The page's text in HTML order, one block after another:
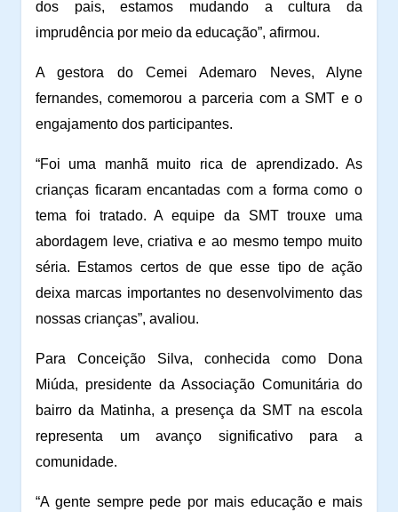
dos pais, estamos mudando a cultura da
imprudência por meio da educação”, afirmou.
A gestora do Cemei Ademaro Neves, Alyne
fernandes, comemorou a parceria com a SMT e o
engajamento dos participantes.
“Foi uma manhã muito rica de aprendizado. As
crianças ficaram encantadas com a forma como o
tema foi tratado. A equipe da SMT trouxe uma
abordagem leve, criativa e ao mesmo tempo muito
séria. Estamos certos de que esse tipo de ação
deixa marcas importantes no desenvolvimento das
nossas crianças”, avaliou.
Para Conceição Silva, conhecida como Dona
Miúda, presidente da Associação Comunitária do
bairro da Matinha, a presença da SMT na escola
representa um avanço significativo para a
comunidade.
“A gente sempre pede por mais educação e mais